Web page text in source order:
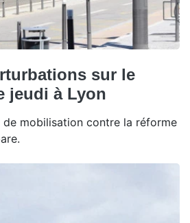
sur le
jeudi à Lyon
de mobilisation contre la réforme